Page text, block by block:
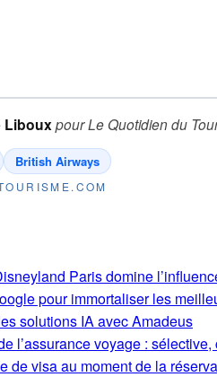
LibouxpourLe Quotidien du
British Airways
Paris domine
pour immortaliser les
solutions IA avec Amadeus
l’assurance voyage :
de visa au moment de la